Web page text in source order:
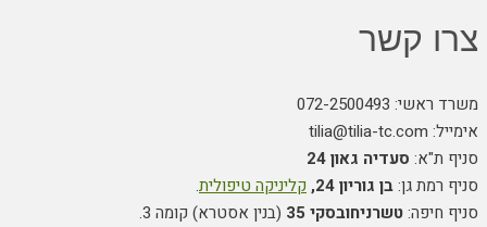
צרו קשר
משרד ראשי: 072-2500493
אימייל: tilia@tilia-tc.com
סניף ת"א: סעדיה גאון 24
סניף רמת גן:בן גוריון 24, קליניקה טיפולית.
סניף חיפה:טשרניחובסקי 35 (בנין אסטרא) קומה 3.